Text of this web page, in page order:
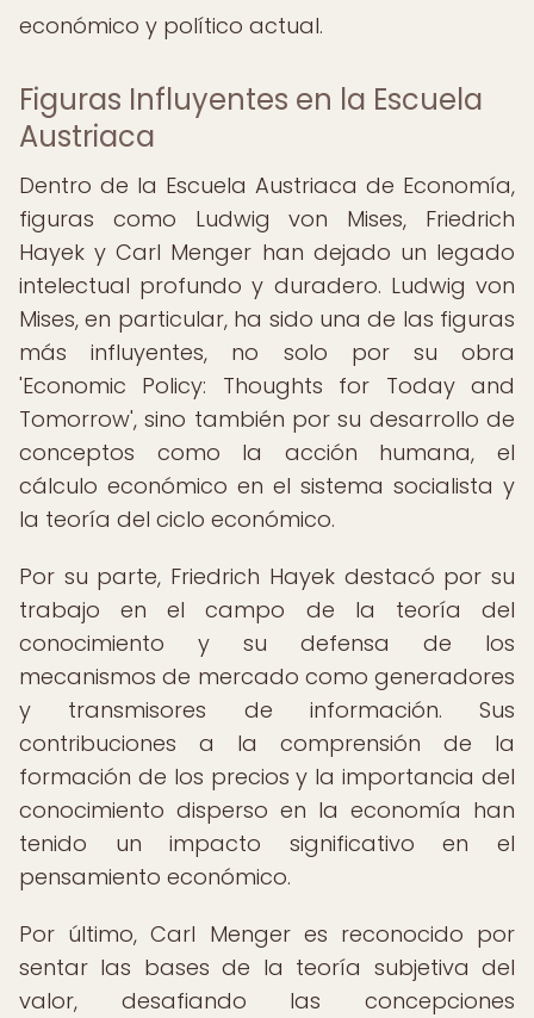
económico y político actual.
Figuras Influyentes en la Escuela
Austriaca
Dentro de la Escuela Austriaca de Economía,
figuras como Ludwig von Mises, Friedrich
Hayek y Carl Menger han dejado un legado
intelectual profundo y duradero. Ludwig von
Mises, en particular, ha sido una de las figuras
más influyentes, no solo por su obra
'Economic Policy: Thoughts for Today and
Tomorrow', sino también por su desarrollo de
conceptos como la acción humana, el
cálculo económico en el sistema socialista y
la teoría del ciclo económico.
Por su parte, Friedrich Hayek destacó por su
trabajo en el campo de la teoría del
conocimiento y su defensa de los
mecanismos de mercado como generadores
y transmisores de información. Sus
contribuciones a la comprensión de la
formación de los precios y la importancia del
conocimiento disperso en la economía han
tenido un impacto significativo en el
pensamiento económico.
Por último, Carl Menger es reconocido por
sentar las bases de la teoría subjetiva del
valor, desafiando las concepciones